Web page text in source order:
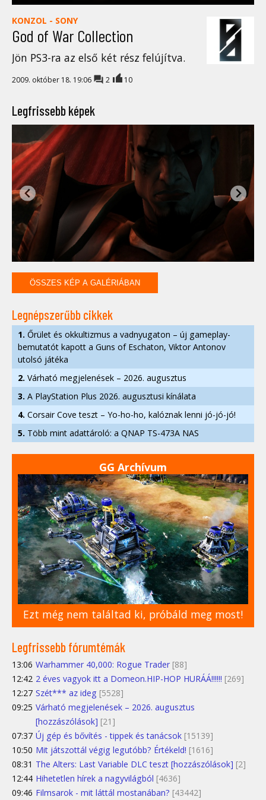
KONZOL - SONY
God of War Collection
Jön PS3-ra az első két rész felújítva.
2009. október 18. 19:06 2 10
Legfrissebb képek
ÖSSZES KÉP A GALÉRIÁBAN
Legnépszerűbb cikkek
1. Őrület és okkultizmus a vadnyugaton – új gameplay-
bemutatót kapott a Guns of Eschaton, Viktor Antonov
utolsó játéka
2. Várható megjelenések – 2026. augusztus
3. A PlayStation Plus 2026. augusztusi kínálata
4. Corsair Cove teszt – Yo-ho-ho, kalóznak lenni jó-jó-jó!
5. Több mint adattároló: a QNAP TS-473A NAS
GG Archívum
Ezt még nem találtad ki, próbáld meg most!
Legfrissebb fórumtémák
13:06 Warhammer 40,000: Rogue Trader [88]
12:42 2 éves vagyok itt a Domeon.HIP-HOP HURÁÁ!!!!!! [269]
12:27 Szét*** az ideg [5528]
09:25 Várható megjelenések – 2026. augusztus
[hozzászólások] [21]
07:37 Új gép és bővítés - tippek és tanácsok [15139]
10:50 Mit játszottál végig legutóbb? Értékeld! [1616]
08:31 The Alters: Last Variable DLC teszt [hozzászólások] [2]
12:44 Hihetetlen hírek a nagyvilágból [4636]
09:46 Filmsarok - mit láttál mostanában? [43442]